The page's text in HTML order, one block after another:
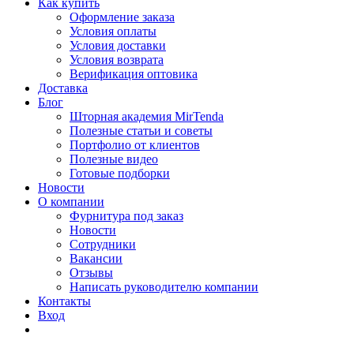
Как купить
Оформление заказа
Условия оплаты
Условия доставки
Условия возврата
Верификация оптовика
Доставка
Блог
Шторная академия MirTenda
Полезные статьи и советы
Портфолио от клиентов
Полезные видео
Готовые подборки
Новости
О компании
Фурнитура под заказ
Новости
Сотрудники
Вакансии
Отзывы
Написать руководителю компании
Контакты
Вход